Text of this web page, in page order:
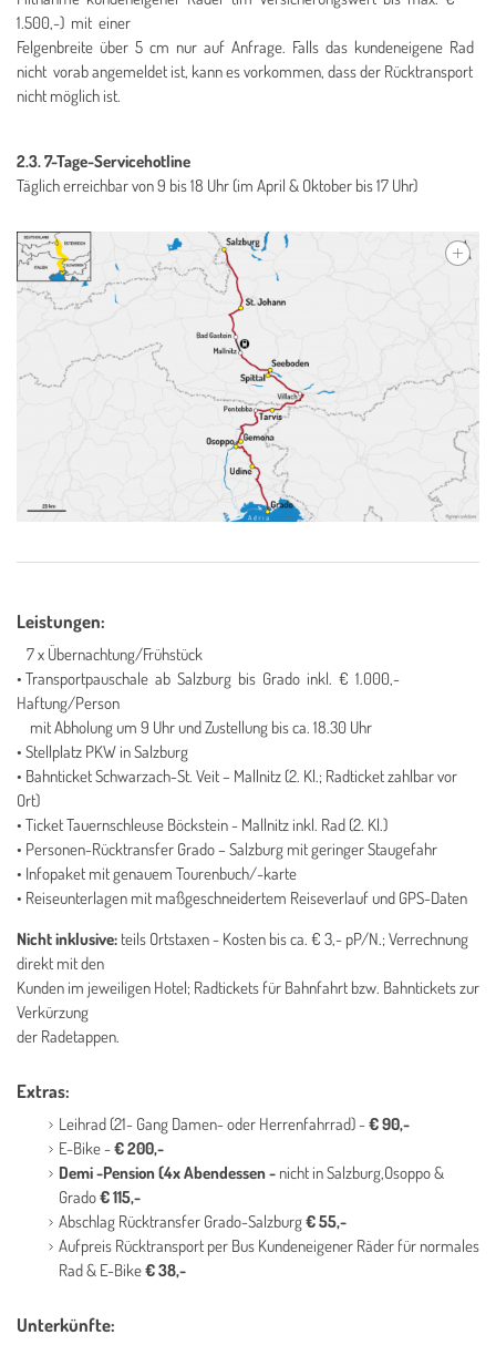
1.500,-) mit einer
Felgenbreite über 5 cm nur auf Anfrage. Falls das kundeneigene Rad
nicht vorabangemeldet ist, kann es vorkommen, dass der Rücktransport
nicht möglich ist.
2.3. 7-Tage-Servicehotline
Täglich erreichbar von 9 bis 18 Uhr (im April & Oktober bis 17 Uhr)
Leistungen:
7 x Übernachtung/Frühstück
• Transportpauschale ab Salzburg bis Grado inkl. € 1.000,-
Haftung/Person
mit Abholung um 9 Uhr und Zustellung bis ca. 18.30 Uhr
• Stellplatz PKW in Salzburg
• Bahnticket Schwarzach-St. Veit – Mallnitz (2. Kl.; Radticket zahlbar vor
Ort)
• Ticket Tauernschleuse Böckstein - Mallnitz inkl. Rad (2. Kl.)
• Personen-Rücktransfer Grado – Salzburg mit geringer Staugefahr
• Infopaket mit genauem Tourenbuch/-karte
• Reiseunterlagen mit maßgeschneidertem Reiseverlauf und GPS-Daten
Nicht inklusive: teils Ortstaxen - Kosten bis ca. € 3,- pP/N.; Verrechnung
direkt mit den
Kunden im jeweiligen Hotel; Radtickets für Bahnfahrt bzw. Bahntickets zur
Verkürzung
der Radetappen.
Extras:
Leihrad (21- Gang Damen- oder Herrenfahrrad) -€ 90,-
E-Bike -€ 200,-
Demi -Pension (4x Abendessen -nicht in Salzburg,Osoppo &
Grado€ 115,-
Abschlag Rücktransfer Grado-Salzburg€ 55,-
Aufpreis Rücktransport per Bus Kundeneigener Räder für normales
Rad & E-Bike€ 38,-
Unterkünfte: